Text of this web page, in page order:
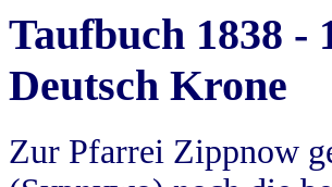
Taufbuch 1838
Deutsch Krone
Zur Pfarrei Zippnow